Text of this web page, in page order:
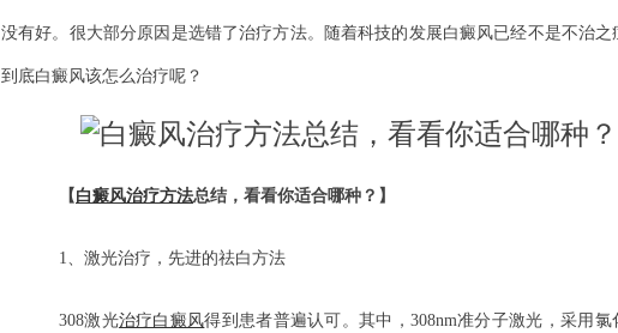
没有好。很大部分原因是选错了治疗方法。随着科技的发展白癜风已经不是不治之
到底白癜风该怎么治疗呢？
【 白癜风治疗方法总结，看看你适合哪种？】
1、激光治疗，先进的祛白方法
308激光治疗白癜风得到患者普遍认可。其中，308nm准分子激光，采用氯